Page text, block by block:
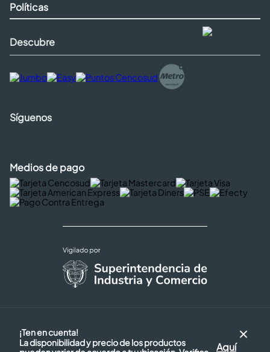
¡Ten en cuenta!
La disponibilidad y precio de los productos
Aquí
Políticas
Descubre
Síguenos
Medios de pago
Seguridad y Privacidad |